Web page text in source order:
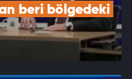
beri bölgedeki